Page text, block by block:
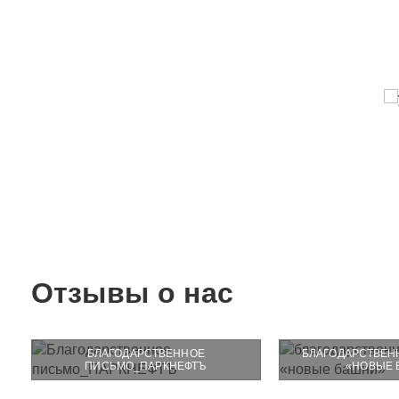
Отзывы о нас
БЛАГОДАРСТВЕННОЕ
ПИСЬМО_ПАРКНЕФТЪ
«‎НОВЫЕ